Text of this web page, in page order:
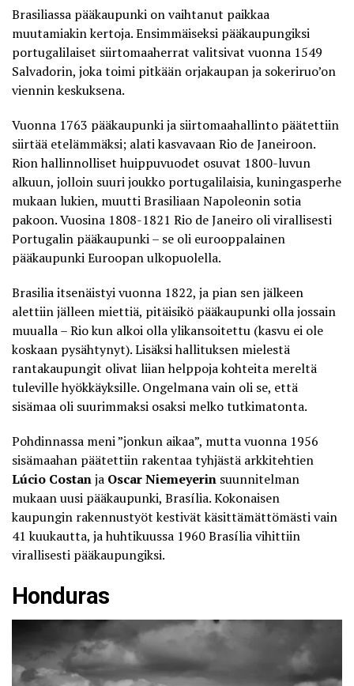
Brasiliassa pääkaupunki on vaihtanut paikkaa
muutamiakin kertoja. Ensimmäiseksi pääkaupungiksi
portugalilaiset siirtomaaherrat valitsivat vuonna 1549
Salvadorin, joka toimi pitkään orjakaupan ja sokeriruo’on
viennin keskuksena.
Vuonna 1763 pääkaupunki ja siirtomaahallinto päätettiin
siirtää etelämmäksi; alati kasvavaan Rio de Janeiroon.
Rion hallinnolliset huippuvuodet osuvat 1800-luvun
alkuun, jolloin suuri joukko portugalilaisia, kuningasperhe
mukaan lukien, muutti Brasiliaan Napoleonin sotia
pakoon. Vuosina 1808-1821 Rio de Janeiro oli virallisesti
Portugalin pääkaupunki – se oli eurooppalainen
pääkaupunki Euroopan ulkopuolella.
Brasilia itsenäistyi vuonna 1822, ja pian sen jälkeen
alettiin jälleen miettiä, pitäisikö pääkaupunki olla jossain
muualla – Rio kun alkoi olla ylikansoitettu (kasvu ei ole
koskaan pysähtynyt). Lisäksi hallituksen mielestä
rantakaupungit olivat liian helppoja kohteita mereltä
tuleville hyökkäyksille. Ongelmana vain oli se, että
sisämaa oli suurimmaksi osaksi melko tutkimatonta.
Pohdinnassa meni ”jonkun aikaa”, mutta vuonna 1956
sisämaahan päätettiin rakentaa tyhjästä arkkitehtien
Lúcio Costanja Oscar Niemeyerin suunnitelman
mukaan uusi pääkaupunki, Brasília. Kokonaisen
kaupungin rakennustyöt kestivät käsittämättömästi vain
41 kuukautta, ja huhtikuussa 1960 Brasília vihittiin
virallisesti pääkaupungiksi.
Honduras